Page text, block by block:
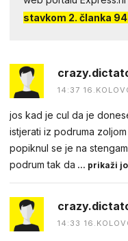
stavkom 2. članka
14:37
jos kad je cul da je
istjerati iz podruma
popiknul se je na
podrum tak da ... prikaži
14:33